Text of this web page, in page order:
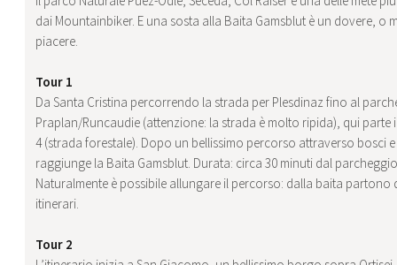
dai Mountainbiker. E una sosta alla Baita Gamsblut è un dovere, o
piacere.
Tour 1
Da Santa Cristina percorrendo la strada per Plesdinaz fino al
Praplan/Runcaudie (attenzione: la strada è molto ripida), qui parte
4 (strada forestale). Dopo un bellissimo percorso attraverso bosci
raggiunge la Baita Gamsblut. Durata: circa 30 minuti dal
Naturalmente è possibile allungare il percorso: dalla baita partono
itinerari.
Tour 2